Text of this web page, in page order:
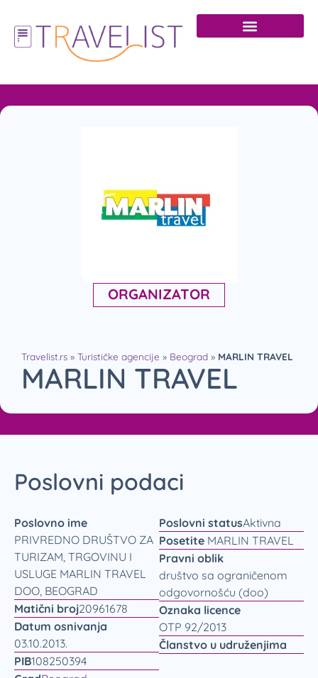
ORGANIZATOR
Travelist.rs » Turističke agencije » Beograd » MARLIN TRAVEL
MARLIN TRAVEL
Poslovni podaci
Poslovno ime
PRIVREDNO DRUŠTVO ZA
TURIZAM, TRGOVINU I
USLUGE MARLIN TRAVEL
DOO, BEOGRAD
Matični broj20961678
Datum osnivanja
03.10.2013.
PIB108250394
Poslovni statusAktivna
Posetite MARLIN TRAVEL
Pravni oblik
društvo sa ograničenom
odgovornošću (doo)
Oznaka licence
OTP 92/2013
Članstvo u udruženjima